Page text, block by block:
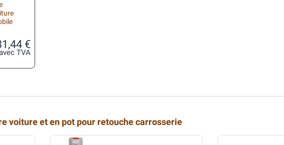
€
TVA
voiture et en pot pour retouche carrosserie